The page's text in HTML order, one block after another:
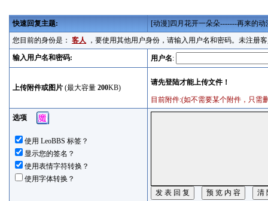
快速回复主题:
[动漫]四月花开一朵朵-------再来的动
您目前的身份是： 客人 ，要使用其他用户身份，请输入用户名和密码。未注册
输入用户名和密码: 用户名:
上传附件或图片 (最大容量 200KB)
目前附件:(如不需要某个附件，只需
选项
使用 LeoBBS 标签？
显示您的签名？
使用表情字符转换？
使用字体转换？